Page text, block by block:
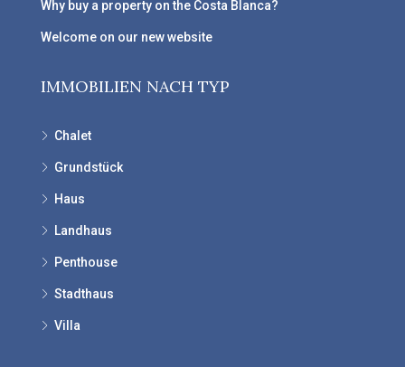
Why buy a property on the Costa Blanca?
Welcome on our new website
IMMOBILIEN NACH TYP
Chalet
Grundstück
Haus
Landhaus
Penthouse
Stadthaus
Villa